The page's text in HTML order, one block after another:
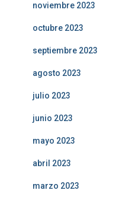
noviembre 2023
octubre 2023
septiembre 2023
agosto 2023
julio 2023
junio 2023
mayo 2023
abril 2023
marzo 2023